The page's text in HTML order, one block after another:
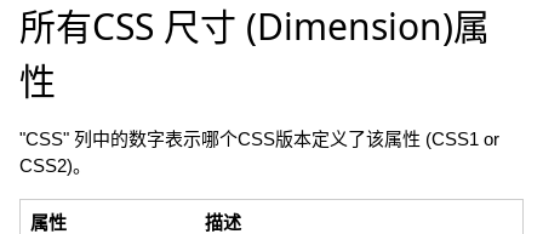
所有CSS 尺寸 (Dimension)属
性
"CSS" 列中的数字表示哪个CSS版本定义了该属性 (CSS1 or
CSS2)。
属性 描述